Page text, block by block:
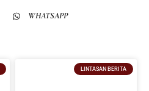
WHATSAPP
LINTASAN BERITA